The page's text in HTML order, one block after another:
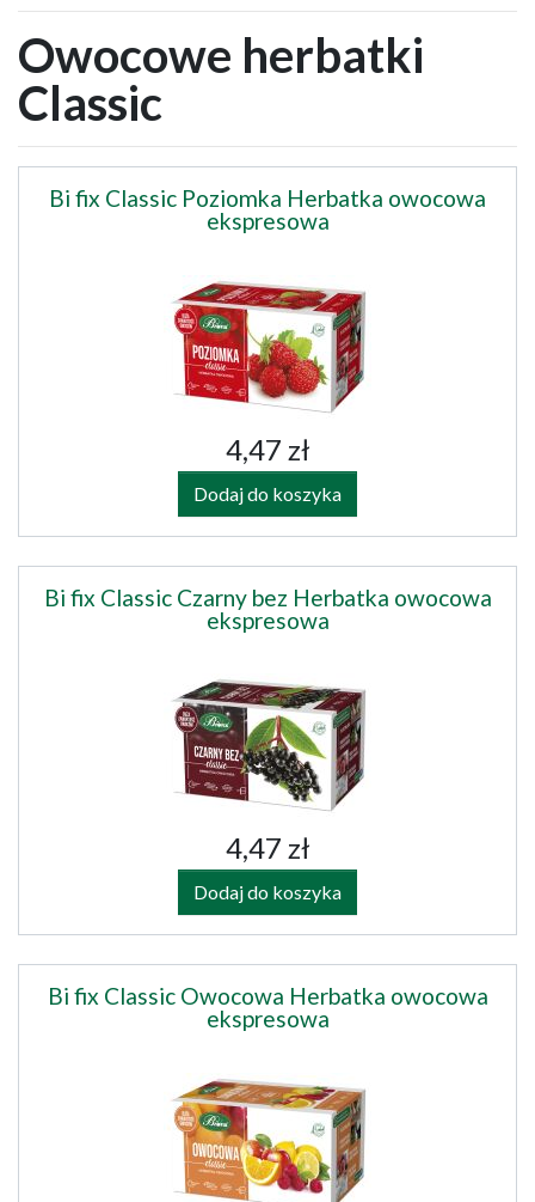
Owocowe herbatki
Classic
Bi fix Classic Poziomka Herbatka owocowa
ekspresowa
4,47 zł
Dodaj do koszyka
Bi fix Classic Czarny bez Herbatka owocowa
ekspresowa
4,47 zł
Dodaj do koszyka
Bi fix Classic Owocowa Herbatka owocowa
ekspresowa